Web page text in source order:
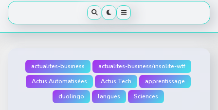
actualites-business
actualites-business/insolite-wtf
Actus Automatisées
Actus Tech
apprentissage
duolingo
langues Sciences